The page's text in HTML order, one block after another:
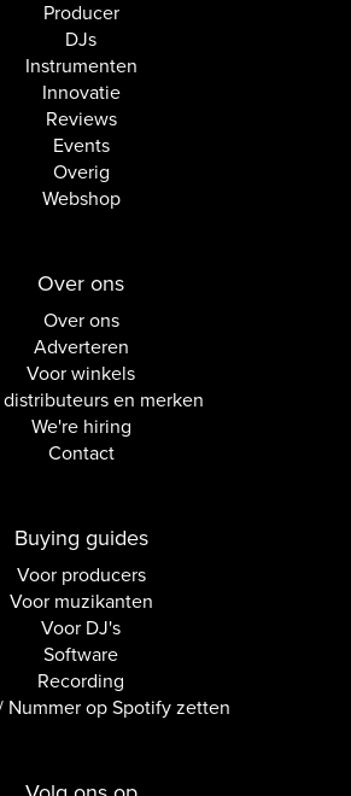
Producer
DJs
Instrumenten
Innovatie
Reviews
Events
Overig
Webshop
Over ons
Over ons
Adverteren
Voor winkels
en merken
We're hiring
Contact
Buying guides
Voor producers
Voor muzikanten
Voor DJ's
Software
Recording
Nummer op Spotify zetten